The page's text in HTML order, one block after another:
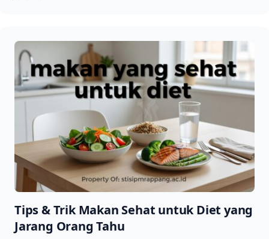
Tips & Trik Makan Sehat untuk Diet yang
Jarang Orang Tahu